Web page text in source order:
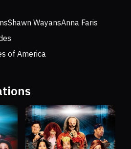
Shawn WayansAnna Faris
of America